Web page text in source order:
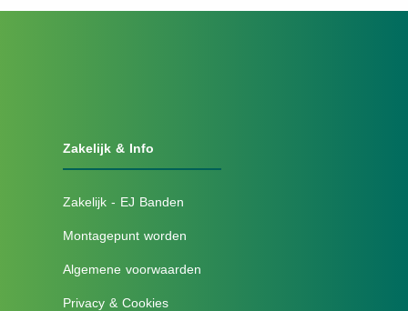
Zakelijk & Info
Zakelijk - EJ Banden
Montagepunt worden
Algemene voorwaarden
Privacy & Cookies